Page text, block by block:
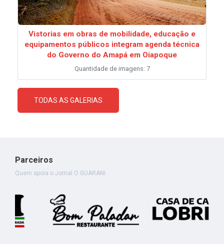
Vistorias em obras de mobilidade, educação e
equipamentos públicos integram agenda técnica
do Governo do Amapá em Oiapoque
Quantidade de imagens: 7
TODAS AS GALERIAS
Parceiros
Quem apoia o Jornal O GUARANI